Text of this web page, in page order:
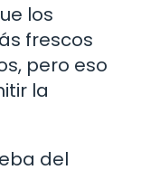
los
frescos
pero eso
la
del